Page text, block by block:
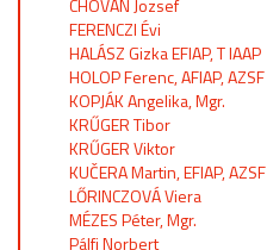
FERENCZI Évi
HALÁSZ Gizka EFIAP, T IAAP
HOLOP Ferenc, AFIAP, AZSF
KOPJÁK Angelika, Mgr.
KRŰGER Tibor
KRŰGER Viktor
KUČERA Martin, EFIAP, AZSF
LŐRINCZOVÁ Viera
MÉZES Péter, Mgr.
Pálfi Norbert